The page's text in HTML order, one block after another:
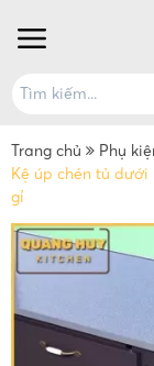
Trang chủ Phụ
Kệ úp chén tủ
gỉ